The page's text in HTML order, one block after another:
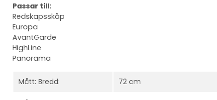
Passar till:
Redskapsskåp
Europa
AvantGarde
HighLine
Panorama
Mått: Bredd: 72 cm